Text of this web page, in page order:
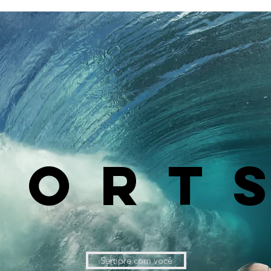
Sempre com você